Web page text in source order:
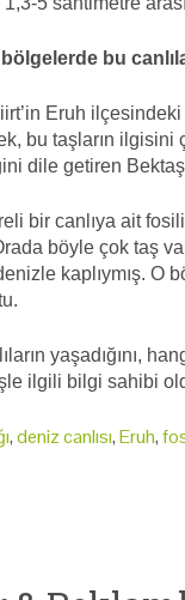
bu
Eruh
bu taşların ilgisini
dile getiren
bir canlıya ait
böyle çok taş
kaplıymış. O
yaşadığını,
ilgili bilgi sahibi
,deniz canlısı,Eruh,